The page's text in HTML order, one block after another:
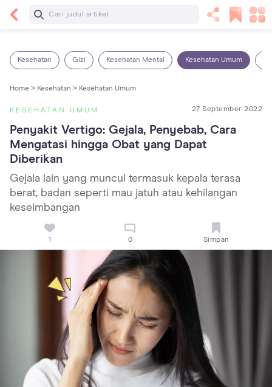
Baca Selanjutnya
Kesehatan Gizi Kesehatan Mental Kesehatan Umum
Home > Kesehatan > Kesehatan Umum
KESEHATAN UMUM 27 September 2022
Penyakit Vertigo: Gejala, Penyebab, Cara
Mengatasi hingga Obat yang Dapat
Diberikan
Gejala lain yang muncul termasuk kepala terasa
berat, badan seperti mau jatuh atau kehilangan
keseimbangan
1 0 Simpan